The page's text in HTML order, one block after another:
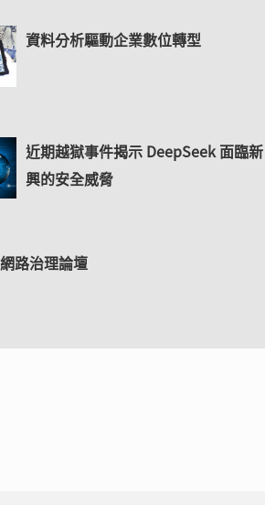
資料分析驅動企業數位轉型
近期越獄事件揭示 DeepSeek 面臨新
興的安全威脅
路治理論壇